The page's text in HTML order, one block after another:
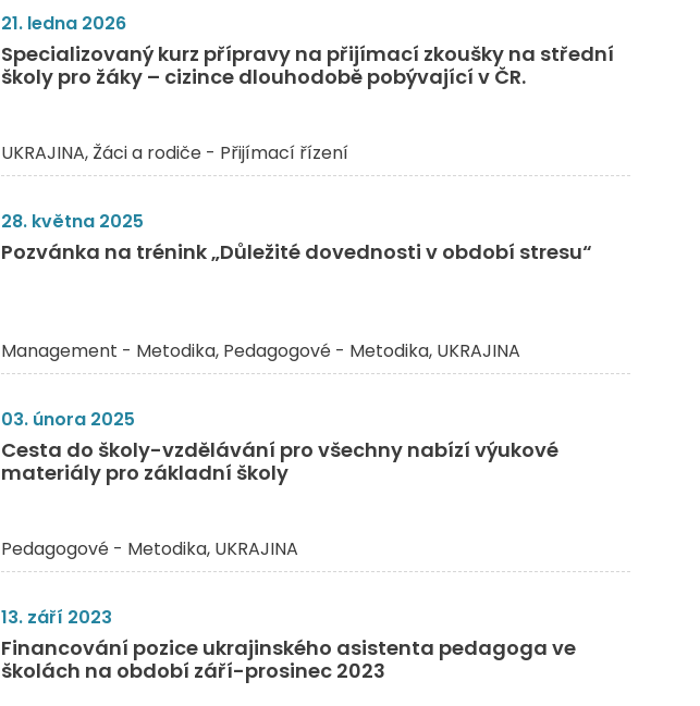
21. ledna 2026
Specializovaný kurz přípravy na přijímací zkoušky na střední
školy pro žáky – cizince dlouhodobě pobývající v ČR.​
UKRAJINA Žáci a rodiče - Přijímací řízení
28. května 2025
Pozvánka na trénink „Důležité dovednosti v období stresu“
Management - Metodika Pedagogové - Metodika UKRAJINA
03. února 2025
Cesta do školy-vzdělávání pro všechny nabízí výukové
materiály pro základní školy
Pedagogové - Metodika UKRAJINA
13. září 2023
Financování pozice ukrajinského asistenta pedagoga ve
školách na období září-prosinec 2023